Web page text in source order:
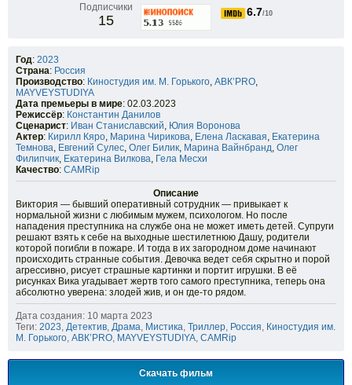
Подписчики
15
6.7/10
Год: 2023
Страна: Россия
Производство: Киностудия им. М. Горького, АВК’PRO,
MAYVEYSTUDIYA
Дата премьеры в мире: 02.03.2023
Режиссёр: Константин Данилов
Сценарист: Иван Станиславский, Юлия Воронова
Актер: Кирилл Кяро, Марина Чирикова, Елена Ласкавая, Екатерина
Темнова, Евгений Сулес, Олег Билик, Марина Вайнбранд, Олег
Филипчик, Екатерина Вилкова, Гела Месхи
Качество: CAMRip
Описание
Виктория — бывший оперативный сотрудник — привыкает к
нормальной жизни с любимым мужем, психологом. Но после
нападения преступника на службе она не может иметь детей. Супруги
решают взять к себе на выходные шестилетнюю Дашу, родители
которой погибли в пожаре. И тогда в их загородном доме начинают
происходить странные события. Девочка ведет себя скрытно и порой
агрессивно, рисует страшные картинки и портит игрушки. В её
рисунках Вика угадывает жертв того самого преступника, теперь она
абсолютно уверена: злодей жив, и он где-то рядом.
Дата создания: 10 марта 2023
Теги: 2023, Детектив, Драма, Мистика, Триллер, Россия, Киностудия им.
М. Горького, АВК’PRO, MAYVEYSTUDIYA, CAMRip
Скачать фильм